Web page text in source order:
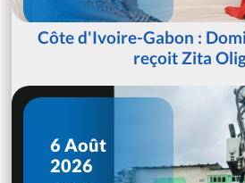
Côte d'Ivoire-Gabon :
reçoit Zita
6 Août
2026